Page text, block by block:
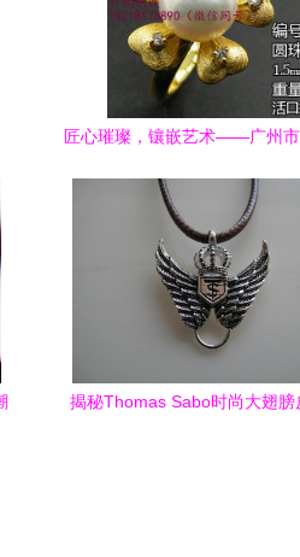
匠心璀璨，镶嵌艺术——广州
揭秘Thomas Sabo时尚大翅膀